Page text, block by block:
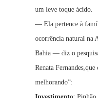
um leve toque ácido.
— Ela pertence à
ocorrência natural na
Bahia — diz o
Renata
melhorando”: